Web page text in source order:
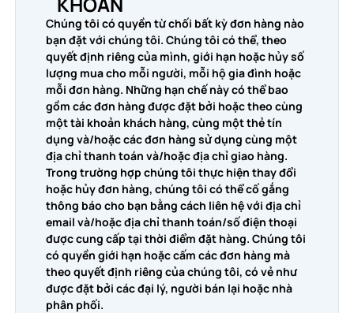
Chúng tôi có quyền từ chối bất kỳ đơn hàng nào
bạn đặt với chúng tôi. Chúng tôi có thể, theo
quyết định riêng của mình, giới hạn hoặc hủy số
lượng mua cho mỗi người, mỗi hộ gia đình hoặc
mỗi đơn hàng. Những hạn chế này có thể bao
gồm các đơn hàng được đặt bởi hoặc theo cùng
một tài khoản khách hàng, cùng một thẻ tín
dụng và/hoặc các đơn hàng sử dụng cùng một
địa chỉ thanh toán và/hoặc địa chỉ giao hàng.
Trong trường hợp chúng tôi thực hiện thay đổi
hoặc hủy đơn hàng, chúng tôi có thể cố gắng
thông báo cho bạn bằng cách liên hệ với địa chỉ
email và/hoặc địa chỉ thanh toán/số điện thoại
được cung cấp tại thời điểm đặt hàng. Chúng tôi
có quyền giới hạn hoặc cấm các đơn hàng mà
theo quyết định riêng của chúng tôi, có vẻ như
được đặt bởi các đại lý, người bán lại hoặc nhà
phân phối.